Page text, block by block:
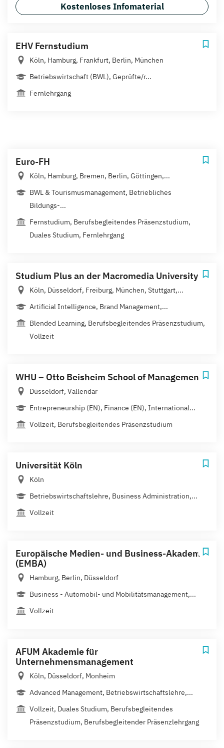
Kostenloses Infomaterial
EHV Fernstudium
Köln, Hamburg, Frankfurt, Berlin, München
Betriebswirtschaft (BWL), Geprüfte/r...
Fernlehrgang
Euro-FH
Köln, Hamburg, Bremen, Berlin, Göttingen,...
BWL & Tourismusmanagement, Betriebliches
Bildungs-...
Fernstudium, Berufsbegleitendes Präsenzstudium,
Duales Studium, Fernlehrgang
Studium Plus an der Macromedia University
Köln, Düsseldorf, Freiburg, München, Stuttgart,...
Artificial Intelligence, Brand Management,...
Blended Learning, Berufsbegleitendes Präsenzstudium,
Vollzeit
WHU – Otto Beisheim School of Management
Düsseldorf, Vallendar
Entrepreneurship (EN), Finance (EN), International...
Vollzeit, Berufsbegleitendes Präsenzstudium
Universität Köln
Köln
Betriebswirtschaftslehre, Business Administration,...
Vollzeit
Europäische Medien- und Business-Akademie
(EMBA)
Hamburg, Berlin, Düsseldorf
Business - Automobil- und Mobilitätsmanagement,...
Vollzeit
AFUM Akademie für
Unternehmensmanagement
Köln, Düsseldorf, Monheim
Advanced Management, Betriebswirtschaftslehre,...
Vollzeit, Duales Studium, Berufsbegleitendes
Präsenzstudium, Berufsbegleitender Präsenzlehrgang